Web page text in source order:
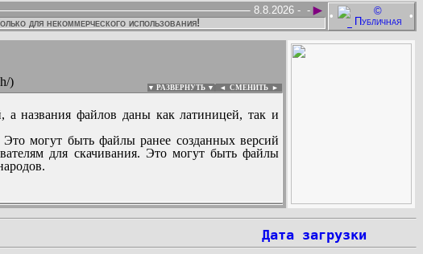
• •
►
-
8.8.2026 -
для некоммерческого использования!
)
▼ РАЗВЕРНУТЬ ▼ ◄ СМЕНИТЬ ►
а названия файлов даны как латиницей, так и
могут быть файлы ранее созданных версий
для скачивания. Это могут быть файлы
:
Дата загрузки